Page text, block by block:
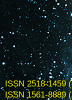
ISSN 2518-1459
ISSN 1561-8889